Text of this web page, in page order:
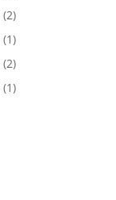
(2)
(1)
(2)
(1)